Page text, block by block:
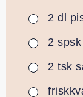
▢
2 dl
▢
2 spsk
▢
2 tsk
▢